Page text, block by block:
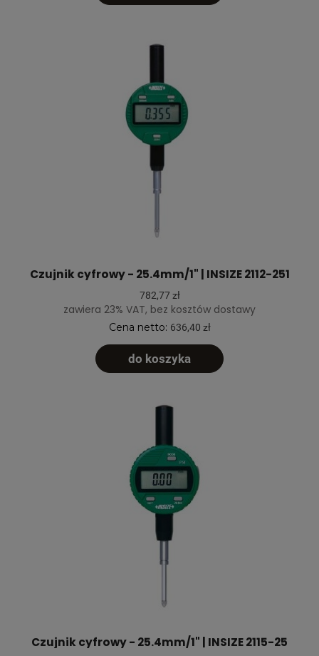
Czujnik cyfrowy - 25.4mm/1" | INSIZE 2112-251
782,77 zł
zawiera 23% VAT, bez kosztów dostawy
Cena netto: 636,40 zł
do koszyka
Czujnik cyfrowy - 25.4mm/1" | INSIZE 2115-25